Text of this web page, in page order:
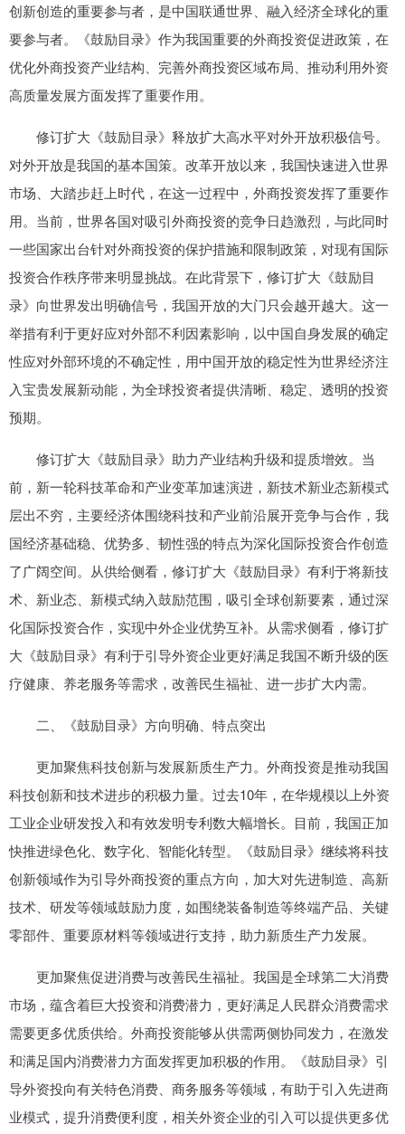
创新创造的重要参与者，是中国联通世界、融入经济全球化的重
要参与者。《鼓励目录》作为我国重要的外商投资促进政策，在
优化外商投资产业结构、完善外商投资区域布局、推动利用外资
高质量发展方面发挥了重要作用。
修订扩大《鼓励目录》释放扩大高水平对外开放积极信号。
对外开放是我国的基本国策。改革开放以来，我国快速进入世界
市场、大踏步赶上时代，在这一过程中，外商投资发挥了重要作
用。当前，世界各国对吸引外商投资的竞争日趋激烈，与此同时
一些国家出台针对外商投资的保护措施和限制政策，对现有国际
投资合作秩序带来明显挑战。在此背景下，修订扩大《鼓励目
录》向世界发出明确信号，我国开放的大门只会越开越大。这一
举措有利于更好应对外部不利因素影响，以中国自身发展的确定
性应对外部环境的不确定性，用中国开放的稳定性为世界经济注
入宝贵发展新动能，为全球投资者提供清晰、稳定、透明的投资
预期。
修订扩大《鼓励目录》助力产业结构升级和提质增效。当
前，新一轮科技革命和产业变革加速演进，新技术新业态新模式
层出不穷，主要经济体围绕科技和产业前沿展开竞争与合作，我
国经济基础稳、优势多、韧性强的特点为深化国际投资合作创造
了广阔空间。从供给侧看，修订扩大《鼓励目录》有利于将新技
术、新业态、新模式纳入鼓励范围，吸引全球创新要素，通过深
化国际投资合作，实现中外企业优势互补。从需求侧看，修订扩
大《鼓励目录》有利于引导外资企业更好满足我国不断升级的医
疗健康、养老服务等需求，改善民生福祉、进一步扩大内需。
二、《鼓励目录》方向明确、特点突出
更加聚焦科技创新与发展新质生产力。外商投资是推动我国
科技创新和技术进步的积极力量。过去10年，在华规模以上外资
工业企业研发投入和有效发明专利数大幅增长。目前，我国正加
快推进绿色化、数字化、智能化转型。《鼓励目录》继续将科技
创新领域作为引导外商投资的重点方向，加大对先进制造、高新
技术、研发等领域鼓励力度，如围绕装备制造等终端产品、关键
零部件、重要原材料等领域进行支持，助力新质生产力发展。
更加聚焦促进消费与改善民生福祉。我国是全球第二大消费
市场，蕴含着巨大投资和消费潜力，更好满足人民群众消费需求
需要更多优质供给。外商投资能够从供需两侧协同发力，在激发
和满足国内消费潜力方面发挥更加积极的作用。《鼓励目录》引
导外资投向有关特色消费、商务服务等领域，有助于引入先进商
业模式，提升消费便利度，相关外资企业的引入可以提供更多优